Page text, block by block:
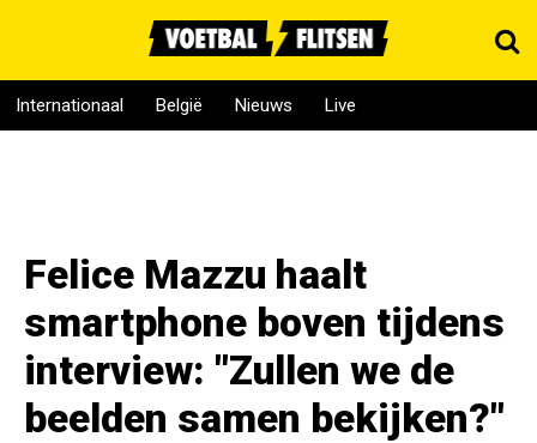
Internationaal België Nieuws Live
Felice Mazzu haalt
smartphone boven tijdens
interview: "Zullen we de
beelden samen bekijken?"